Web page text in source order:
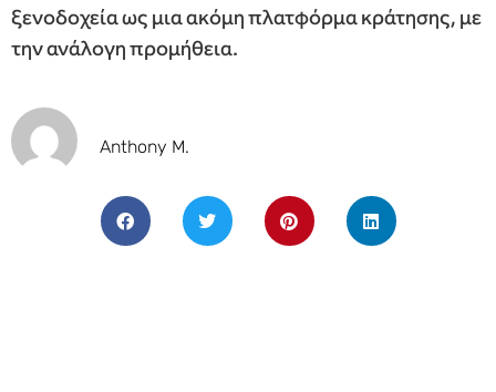
ξενοδοχεία ως μια ακόμη πλατφόρμα κράτησης, με
την ανάλογη προμήθεια.
Anthony M.